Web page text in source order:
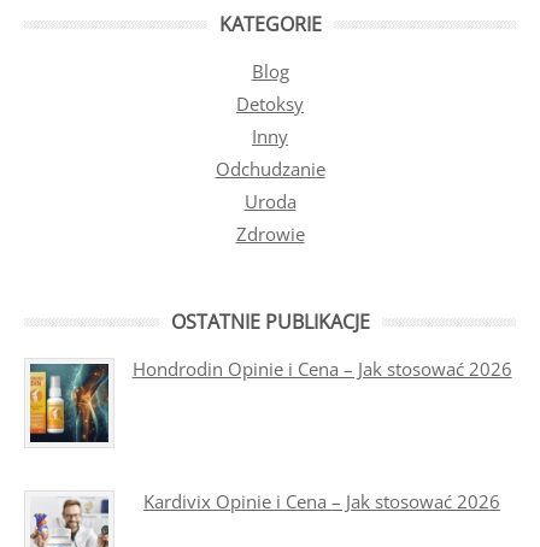
KATEGORIE
Blog
Detoksy
Inny
Odchudzanie
Uroda
Zdrowie
OSTATNIE PUBLIKACJE
Hondrodin Opinie i Cena – Jak stosować 2026
Kardivix Opinie i Cena – Jak stosować 2026